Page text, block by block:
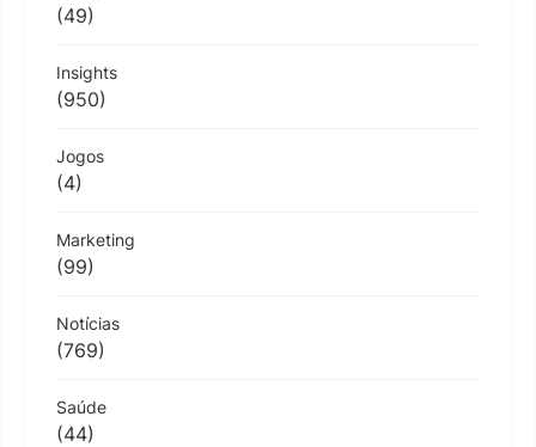
(49)
Insights
(950)
Jogos
(4)
Marketing
(99)
Notícias
(769)
Saúde
(44)